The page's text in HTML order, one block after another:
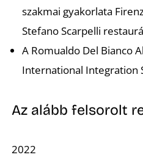
szakmai gyakorlata
Stefano Scarpelli
A Romualdo Del Bianco
International Integration
Az alább felsorolt
2022